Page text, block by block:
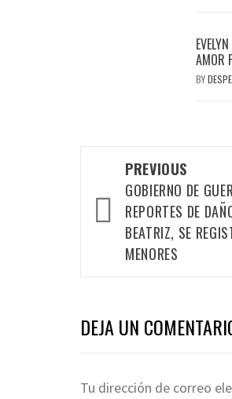
AMOR
BY
navigation
PREVIOUS
GOBIERNO DE
REPORTES DE
BEATRIZ, SE
MENORES
DEJA UN
Tu dirección de correo